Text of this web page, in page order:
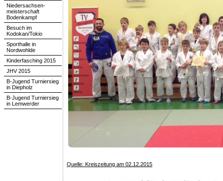
Quelle: Kreiszeitung am 02.12.2015
Niedersachsen-
meisterschaft
Bodenkampf
Besuch im
Kodokan/Tokio
Sporthalle in
Nordwohlde
Kinderfasching 2015
JHV 2015
B-Jugend Turniersieg
in Diepholz
B-Jugend Turniersieg
in Lemwerder